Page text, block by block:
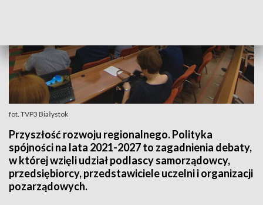
fot. TVP3 Białystok
Przyszłość rozwoju regionalnego. Polityka
spójności na lata 2021-2027 to zagadnienia debaty,
w której wzięli udział podlascy samorządowcy,
przedsiębiorcy, przedstawiciele uczelni i organizacji
pozarządowych.